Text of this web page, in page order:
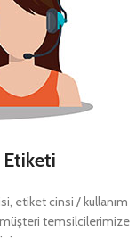
etiket cinsi / kullanım
müşteri temsilcilerimize